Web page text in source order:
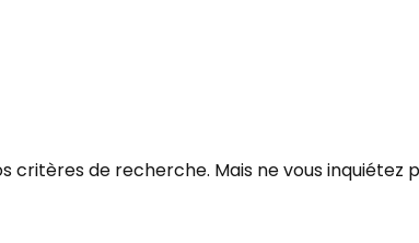
de recherche. Mais ne vous inquiétez